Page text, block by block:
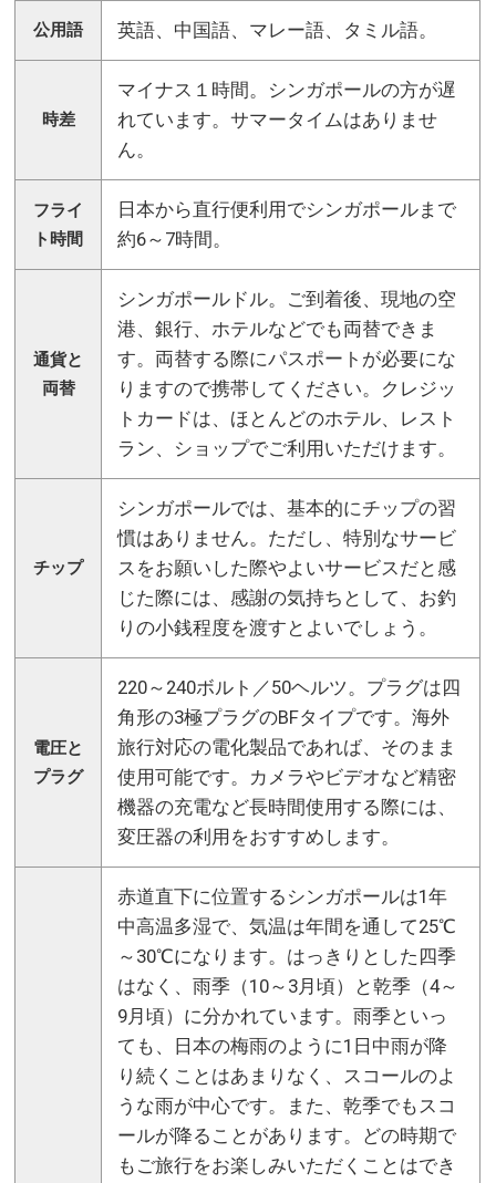
公用語 英語、中国語、マレー語、タミル語。
時差
マイナス１時間。シンガポールの方が遅
れています。サマータイムはありませ
ん。
フライ
ト時間
日本から直行便利用でシンガポールまで
約6～7時間。
通貨と
両替
シンガポールドル。ご到着後、現地の空
港、銀行、ホテルなどでも両替できま
す。両替する際にパスポートが必要にな
りますので携帯してください。クレジッ
トカードは、ほとんどのホテル、レスト
ラン、ショップでご利用いただけます。
チップ
シンガポールでは、基本的にチップの習
慣はありません。ただし、特別なサービ
スをお願いした際やよいサービスだと感
じた際には、感謝の気持ちとして、お釣
りの小銭程度を渡すとよいでしょう。
電圧と
プラグ
220～240ボルト／50ヘルツ。プラグは四
角形の3極プラグのBFタイプです。海外
旅行対応の電化製品であれば、そのまま
使用可能です。カメラやビデオなど精密
機器の充電など長時間使用する際には、
変圧器の利用をおすすめします。
赤道直下に位置するシンガポールは1年
中高温多湿で、気温は年間を通して25℃
～30℃になります。はっきりとした四季
はなく、雨季（10～3月頃）と乾季（4～
9月頃）に分かれています。雨季といっ
ても、日本の梅雨のように1日中雨が降
り続くことはあまりなく、スコールのよ
うな雨が中心です。また、乾季でもスコ
ールが降ることがあります。どの時期で
もご旅行をお楽しみいただくことはでき